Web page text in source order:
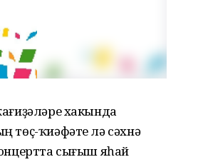
хакында
төҫ-ҡиәфәте лә сәхнә
сығыш яһай